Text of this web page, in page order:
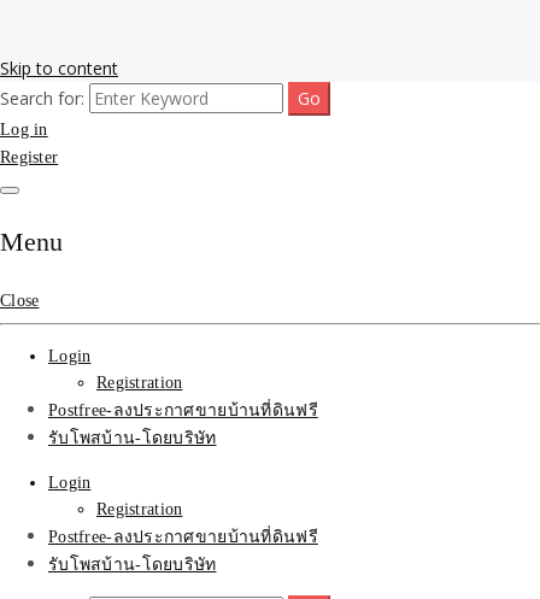
Skip to content
รับจ้างโพสขายบ้าน ติดAI
Search รับทำSEOรายเดือน
ติดหน้า1google ราคาถูก
มาก SEOขายของ บ้าน
ที่ดินฟรีประกาศ ที่เดียวใน
เมืองไทย
รับโพสต์เว็บขายบ้าน อสังหา ทำSEOรายเดือนราคาถูก เน้นติดAI โพสต์
ประกาศบ้านที่ดินฟรี SEOขายบ้าน รับจ้างโพสต์บ้านที่ดินติดหน้า1goolge
ราคาถูกที่สุด ฟรีลงประกาศอสังหา รับทำSEOขายสินค้า
Search for:
Log in
Register
Menu
Close
Login
Registration
Postfree-ลงประกาศขายบ้านที่ดินฟรี
รับโพสบ้าน-โดยบริษัท
Login
Registration
Postfree-ลงประกาศขายบ้านที่ดินฟรี
รับโพสบ้าน-โดยบริษัท